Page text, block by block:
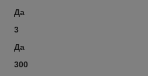
Да
3
Да
300